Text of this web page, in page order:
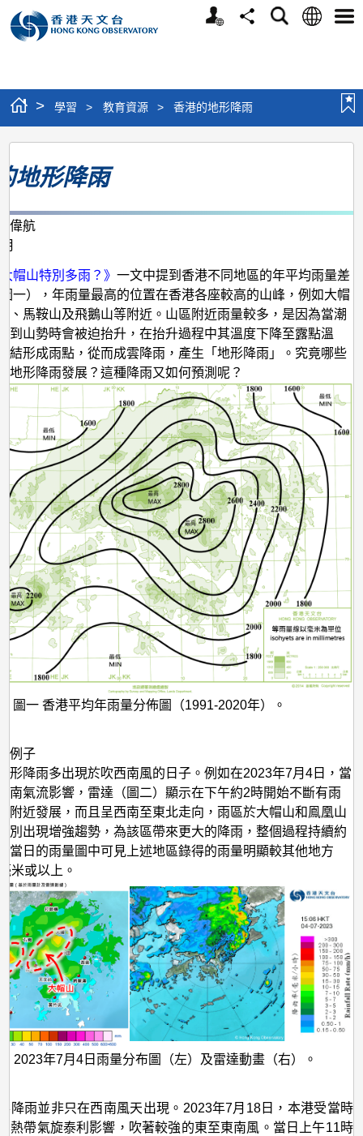
個
分
搜
語
選
> 學習 > 教育資源 > 香港的地形降雨
香
港
地
形
降
雨
地形降雨
偉航
帽山特別多雨？》一文中提到香港不同地區的年平均雨量差
一），年雨量最高的位置在香港各座較高的山峰，例如大帽
、馬鞍山及飛鵝山等附近。山區附近雨量較多，是因為當潮
到山勢時會被迫抬升，在抬升過程中其溫度下降至露點溫
結形成雨點，從而成雲降雨，產生「地形降雨」。究竟哪些
地形降雨發展？這種降雨又如何預測呢？
圖一 香港平均年雨量分佈圖（1991-2020年）。
例子
形降雨多出現於吹西南風的日子。例如在2023年7月4日，當
南氣流影響，雷達（圖二）顯示在下午約2時開始不斷有雨
附近發展，而且呈西南至東北走向，雨區於大帽山和鳯凰山
別出現增強趨勢，為該區帶來更大的降雨，整個過程持續約
當日的雨量圖中可見上述地區錄得的雨量明顯較其他地方
米或以上。
2023年7月4日雨量分布圖（左）及雷達動畫（右）。
降雨並非只在西南風天出現。2023年7月18日，本港受當時
熱帶氣旋泰利影響，吹著較強的東至東南風。當日上午11時